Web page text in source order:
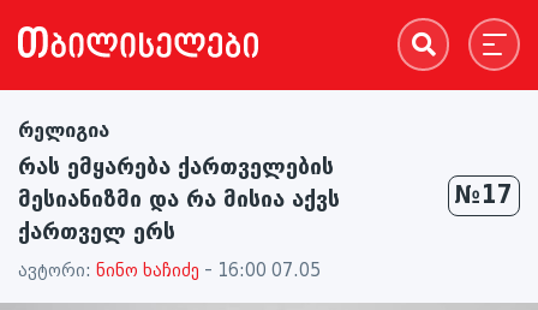
რელიგია
რას ემყარება ქართველების
მესიანიზმი და რა მისია აქვს
ქართველ ერს
№17
ავტორი: ნინო ხაჩიძე - 16:00 07.05